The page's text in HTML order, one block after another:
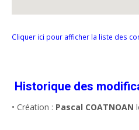
Cliquer ici pour afficher la liste des
Historique des
• Création : Pascal COATNOAN